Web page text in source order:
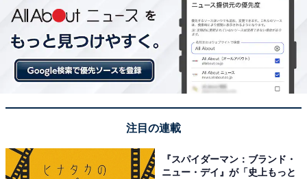
注目の連載
『スパイダーマン：ブランド・
ニュー・デイ』が「史上もっと